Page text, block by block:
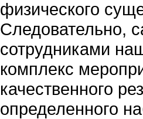
физического
Следовательно,
сотрудниками
комплекс
качественного
определенного